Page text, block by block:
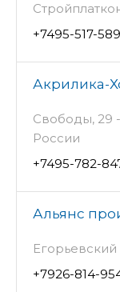
+7495-517-
Акрилика-
Свободы, 29
России
+7495-782-
Альянс
+7926-814-